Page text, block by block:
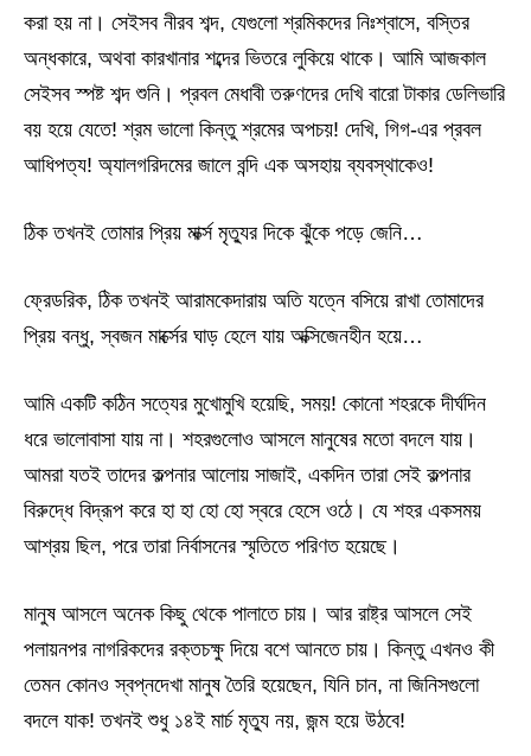
করা হয় না। সেইসব নীরব শব্দ, যেগুলো শ্রমিকদের নিঃশ্বাসে, বস্তির
অন্ধকারে, অথবা কারখানার শব্দের ভিতরে লুকিয়ে থাকে। আমি আজকাল
সেইসব স্পষ্ট শব্দ শুনি। প্রবল মেধাবী তরুণদের দেখি বারো টাকার ডেলিভারি
বয় হয়ে যেতে! শ্রম ভালো কিন্তু শ্রমের অপচয়! দেখি, গিগ-এর প্রবল
আধিপত্য! অ্যালগরিদমের জালে বন্দি এক অসহায় ব্যবস্থাকেও!
ঠিক তখনই তোমার প্রিয় মার্ক্স মৃত্যুর দিকে ঝুঁকে পড়ে জেনি…
ফ্রেডরিক, ঠিক তখনই আরামকেদারায় অতি যত্নে বসিয়ে রাখা তোমাদের
প্রিয় বন্ধু, স্বজন মার্ক্সের ঘাড় হেলে যায় অক্সিজেনহীন হয়ে…
আমি একটি কঠিন সত্যের মুখোমুখি হয়েছি, সময়! কোনো শহরকে দীর্ঘদিন
ধরে ভালোবাসা যায় না। শহরগুলোও আসলে মানুষের মতো বদলে যায়।
আমরা যতই তাদের কল্পনার আলোয় সাজাই, একদিন তারা সেই কল্পনার
বিরুদ্ধে বিদ্রূপ করে হা হা হো হো স্বরে হেসে ওঠে। যে শহর একসময়
আশ্রয় ছিল, পরে তারা নির্বাসনের স্মৃতিতে পরিণত হয়েছে।
মানুষ আসলে অনেক কিছু থেকে পালাতে চায়। আর রাষ্ট্র আসলে সেই
পলায়নপর নাগরিকদের রক্তচক্ষু দিয়ে বশে আনতে চায়। কিন্তু এখনও কী
তেমন কোনও স্বপ্নদেখা মানুষ তৈরি হয়েছেন, যিনি চান, না জিনিসগুলো
বদলে যাক! তখনই শুধু ১৪ই মার্চ মৃত্যু নয়, জন্ম হয়ে উঠবে!